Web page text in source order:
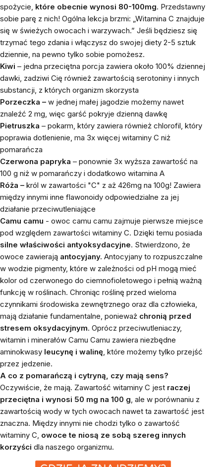
spożycie, które obecnie wynosi 80-100mg. Przedstawny
sobie parę z nich! Ogólna lekcja brzmi: „Witamina C znajduje
się w świeżych owocach i warzywach.” Jeśli będziesz się
trzymać tego zdania i włączysz do swojej diety 2-5 sztuk
dziennie, na pewno tylko sobie pomożesz.
Kiwi – jedna przeciętna porcja zawiera około 100% dziennej
dawki, zadziwi Cię również zawartością serotoniny i innych
substancji, z których organizm skorzysta
Porzeczka – w jednej małej jagodzie możemy nawet
znaleźć 2 mg, więc garść pokryje dzienną dawkę
Pietruszka – pokarm, który zawiera również chlorofil, który
poprawia dotlenienie, ma 3x więcej witaminy C niż
pomarańcza
Czerwona papryka – ponownie 3x wyższa zawartość na
100 g niż w pomarańczy i dodatkowo witamina A
Róża – król w zawartości "C" z aż 426mg na 100g! Zawiera
między innymi inne flawonoidy odpowiedzialne za jej
działanie przeciwutleniające
Camu camu - owoc camu camu zajmuje pierwsze miejsce
pod względem zawartości witaminy C. Dzięki temu posiada
silne właściwości antyoksydacyjne. Stwierdzono, że
owoce zawierają antocyjany. Antocyjany to rozpuszczalne
w wodzie pigmenty, które w zależności od pH mogą mieć
kolor od czerwonego do ciemnofioletowego i pełnią ważną
funkcję w roślinach. Chroniąc roślinę przed wieloma
czynnikami środowiska zewnętrznego oraz dla człowieka,
mają działanie fundamentalne, ponieważ chronią przed
stresem oksydacyjnym. Oprócz przeciwutleniaczy,
witamin i minerałów Camu Camu zawiera niezbędne
aminokwasy leucynę i walinę, które możemy tylko przejść
przez jedzenie.
A co z pomarańczą i cytryną, czy mają sens?
Oczywiście, że mają. Zawartość witaminy C jest raczej
przeciętna i wynosi 50 mg na 100 g, ale w porównaniu z
zawartością wody w tych owocach nawet ta zawartość jest
znaczna. Między innymi nie chodzi tylko o zawartość
witaminy C, owoce te niosą ze sobą szereg innych
korzyści dla naszego organizmu.